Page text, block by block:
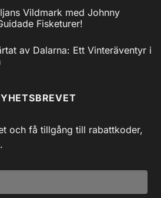
Vildmark med Johnny
Fisketurer!
av Dalarna: Ett Vinteräventyr i
och få tillgång till rabattkoder,